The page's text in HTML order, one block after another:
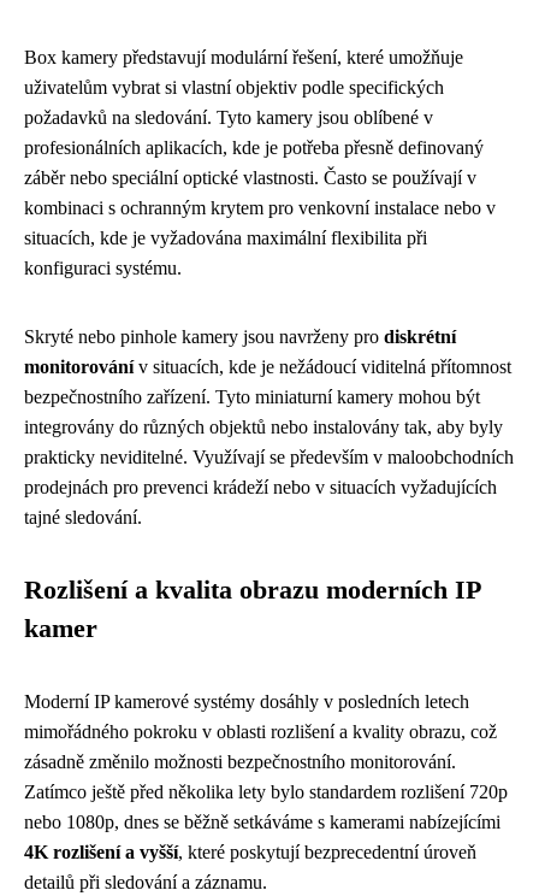
Box kamery představují modulární řešení, které umožňuje
uživatelům vybrat si vlastní objektiv podle specifických
požadavků na sledování. Tyto kamery jsou oblíbené v
profesionálních aplikacích, kde je potřeba přesně definovaný
záběr nebo speciální optické vlastnosti. Často se používají v
kombinaci s ochranným krytem pro venkovní instalace nebo v
situacích, kde je vyžadována maximální flexibilita při
konfiguraci systému.
Skryté nebo pinhole kamery jsou navrženy pro diskrétní
monitorovánív situacích, kde je nežádoucí viditelná přítomnost
bezpečnostního zařízení. Tyto miniaturní kamery mohou být
integrovány do různých objektů nebo instalovány tak, aby byly
prakticky neviditelné. Využívají se především v maloobchodních
prodejnách pro prevenci krádeží nebo v situacích vyžadujících
tajné sledování.
Rozlišení a kvalita obrazu moderních IP
kamer
Moderní IP kamerové systémy dosáhly v posledních letech
mimořádného pokroku v oblasti rozlišení a kvality obrazu, což
zásadně změnilo možnosti bezpečnostního monitorování.
Zatímco ještě před několika lety bylo standardem rozlišení 720p
nebo 1080p, dnes se běžně setkáváme s kamerami nabízejícími
4K rozlišení a vyšší, které poskytují bezprecedentní úroveň
detailů při sledování a záznamu.